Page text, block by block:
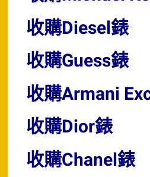
收購Diesel錶
收購Guess錶
收購Armani
收購Dior錶
收購Chanel錶